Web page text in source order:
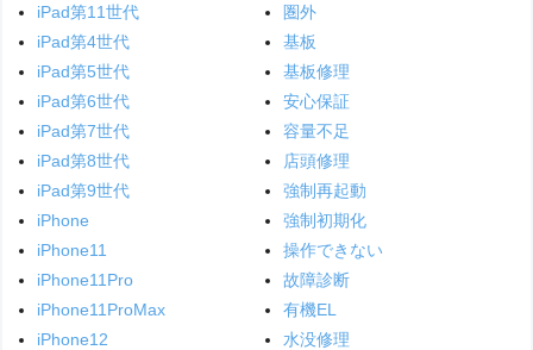
iPad第11世代
iPad第4世代
iPad第5世代
iPad第6世代
iPad第7世代
iPad第8世代
iPad第9世代
iPhone
iPhone11
iPhone11Pro
iPhone11ProMax
iPhone12
圏外
基板
基板修理
安心保証
容量不足
店頭修理
強制再起動
強制初期化
操作できない
故障診断
有機EL
水没修理